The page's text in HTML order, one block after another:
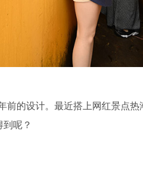
的设计。最近搭上网红景点
呢？